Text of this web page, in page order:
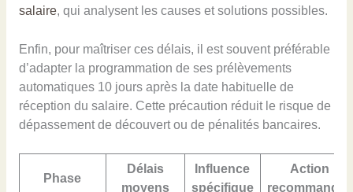
salaire, qui analysent les causes et solutions possibles.
Enfin, pour maîtriser ces délais, il est souvent préférable
d’adapter la programmation de ses prélèvements
automatiques 10 jours après la date habituelle de
réception du salaire. Cette précaution réduit le risque de
dépassement de découvert ou de pénalités bancaires.
Phase
Délais
moyens
Influence
spécifique
Action
recommandée